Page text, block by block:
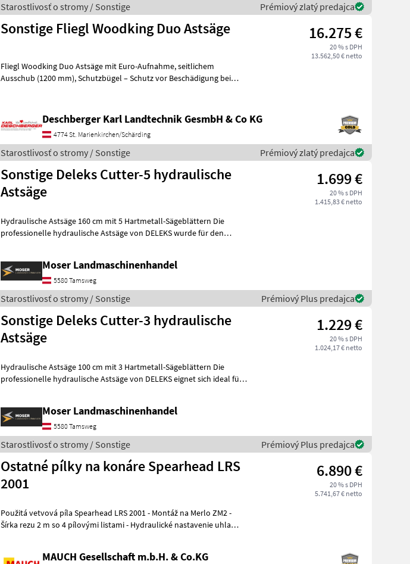
Starostlivosť o stromy / Sonstige Prémiový zlatý predajca
Sonstige Fliegl Woodking Duo Astsäge 16.275 €
20 % s DPH
13.562,50 € netto
Fliegl Woodking Duo Astsäge mit Euro-Aufnahme, seitlichem
Ausschub (1200 mm), Schutzbügel – Schutz vor Beschädigung bei
Deschberger Karl Landtechnik GesmbH & Co KG
4774 St. Marienkirchen/Schärding
Starostlivosť o stromy / Sonstige Prémiový zlatý predajca
Sonstige Deleks Cutter-5 hydraulische
Astsäge
1.699 €
20 % s DPH
1.415,83 € netto
Hydraulische Astsäge 160 cm mit 5 Hartmetall-Sägeblättern Die
professionelle hydraulische Astsäge von DELEKS wurde für den
Moser Landmaschinenhandel
5580 Tamsweg
Starostlivosť o stromy / Sonstige Prémiový Plus predajca
Sonstige Deleks Cutter-3 hydraulische
Astsäge
1.229 €
20 % s DPH
1.024,17 € netto
Hydraulische Astsäge 100 cm mit 3 Hartmetall-Sägeblättern Die
professionelle hydraulische Astsäge von DELEKS eignet sich ideal für
Moser Landmaschinenhandel
5580 Tamsweg
Starostlivosť o stromy / Sonstige Prémiový Plus predajca
Ostatné pílky na konáre Spearhead LRS
2001
6.890 €
20 % s DPH
5.741,67 € netto
Použitá vetvová píla Spearhead LRS 2001 - Montáž na Merlo ZM2 -
Šírka rezu 2 m so 4 pílovými listami - Hydraulické nastavenie uhla
MAUCH Gesellschaft m.b.H. & Co.KG